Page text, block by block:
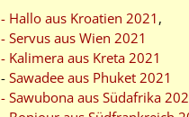
- Hallo aus Kroatien 2021 ,
- Servus aus Wien 2021
- Kalimera aus Kreta 2021
- Sawadee aus Phuket 2021
- Sawubona aus Südafrika